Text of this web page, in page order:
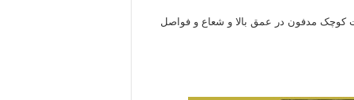
کوچک مدفون در عمق بالا و شعاع و فواصل